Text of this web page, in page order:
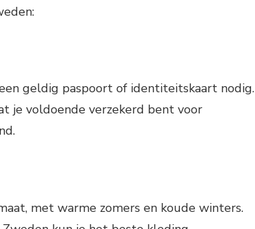
geldig paspoort of identiteitskaart nodig.
je voldoende verzekerd bent voor
met warme zomers en koude winters.